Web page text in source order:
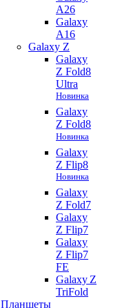
A26
Galaxy
A16
Galaxy Z
Galaxy
Z Fold8
Ultra
Новинка
Galaxy
Z Fold8
Новинка
Galaxy
Z Flip8
Новинка
Galaxy
Z Fold7
Galaxy
Z Flip7
Galaxy
Z Flip7
FE
Galaxy Z
TriFold
Планшеты